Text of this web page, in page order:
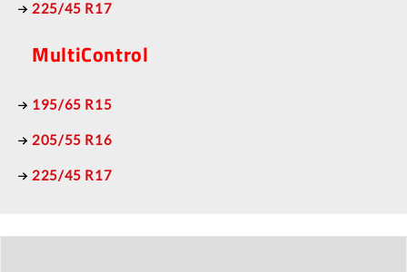
225/45 R17
MultiControl
195/65 R15
205/55 R16
225/45 R17